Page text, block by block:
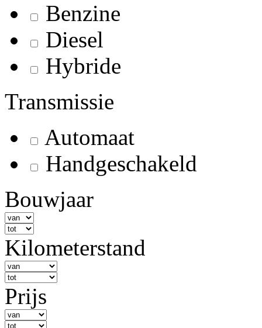
Benzine
Diesel
Hybride
Transmissie
Automaat
Handgeschakeld
Bouwjaar
Kilometerstand
Prijs